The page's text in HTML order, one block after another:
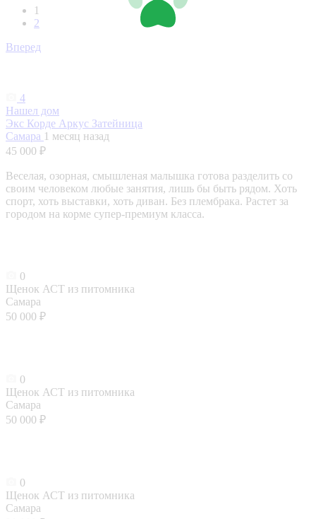
1
2
Вперед
4
Нашел дом
Экс Корде Аркус Затейница
Самара 1 месяц назад
45 000 ₽
Веселая, озорная, смышленая малышка готова разделить со
своим человеком любые занятия, лишь бы быть рядом. Хоть
спорт, хоть выставки, хоть диван. Без плембрака. Растет за
городом на корме супер-премиум класса.
0
Щенок АСТ из питомника
Самара
50 000 ₽
0
Щенок АСТ из питомника
Самара
50 000 ₽
0
Щенок АСТ из питомника
Самара